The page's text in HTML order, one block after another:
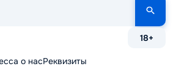
18+
о насРеквизиты